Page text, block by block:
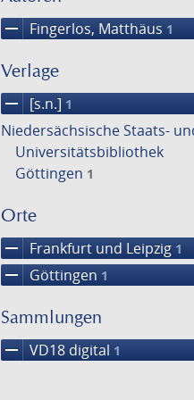
remove Fingerlos, Matthäus 1
Verlage
remove [s.n.] 1
Niedersächsische Staats-
Universitätsbibliothek
Göttingen 1
Orte
remove Frankfurt und Leipzig 1
remove Göttingen 1
Sammlungen
remove VD18 digital 1